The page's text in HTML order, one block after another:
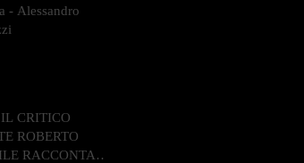
- Alessandro
ROBERTO
RACCONTA